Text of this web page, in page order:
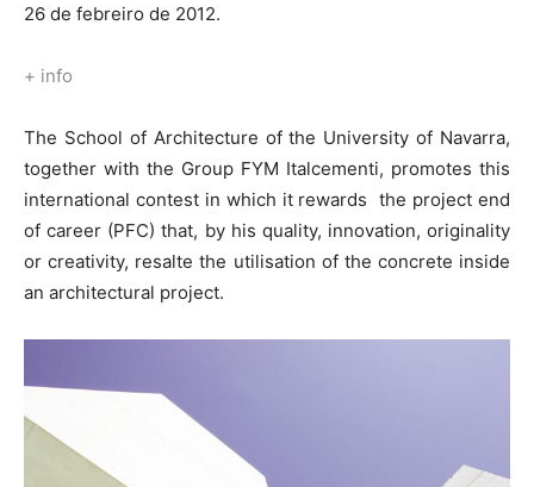
26 de febreiro de 2012.
+ info
The School of Architecture of the University of Navarra,
together with the Group FYM Italcementi, promotes this
international contest in which it rewards the project end
of career (PFC) that, by his quality, innovation, originality
or creativity, resalte the utilisation of the concrete inside
an architectural project.